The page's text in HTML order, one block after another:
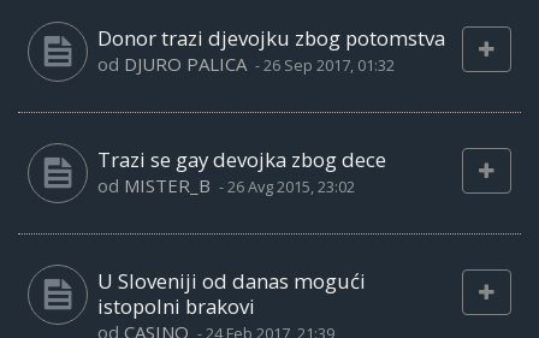
Donor trazi djevojku zbog potomstva
od DJURO PALICA -26 Sep 2017, 01:32
Trazi se gay devojka zbog dece
od MISTER_B -26 Avg 2015, 23:02
U Sloveniji od danas mogući
istopolni brakovi
od CASINO - 24 Feb 2017, 21:39